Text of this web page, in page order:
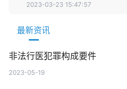
2023-03-23 15:47:57
最新资讯
非法行医犯罪构成要件
2023-05-19